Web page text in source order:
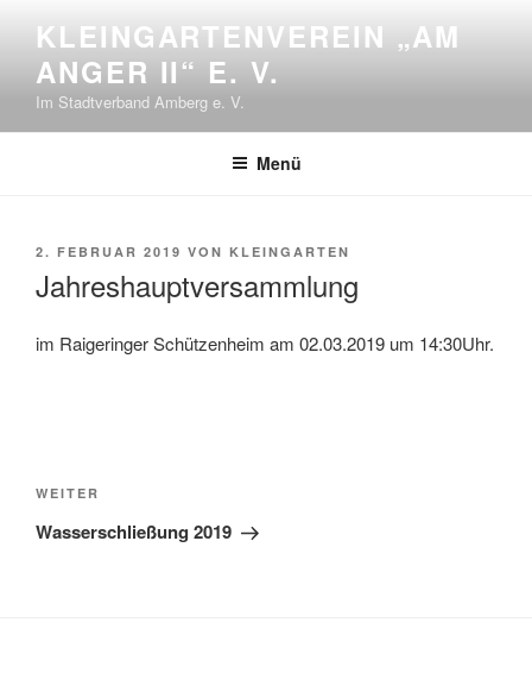
springen
KLEINGARTENVEREIN „AM
ANGER II“ E. V.
Im Stadtverband Amberg e. V.
Menü
VERÖFFENTLICHT
2. FEBRUAR 2019 VON KLEINGARTEN
Jahreshauptversammlung
im Raigeringer Schützenheim am 02.03.2019 um 14:30Uhr.
Nächster
Beitrag
WEITER
Wasserschließung 2019